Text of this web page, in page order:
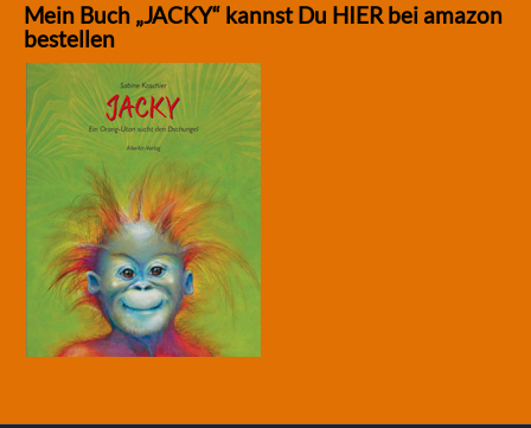
Mein Buch „JACKY“ kannst Du HIER bei amazon
bestellen